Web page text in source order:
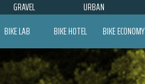
GRAVEL URBAN
BIKE LAB BIKE HOTEL BIKE ECONOMY